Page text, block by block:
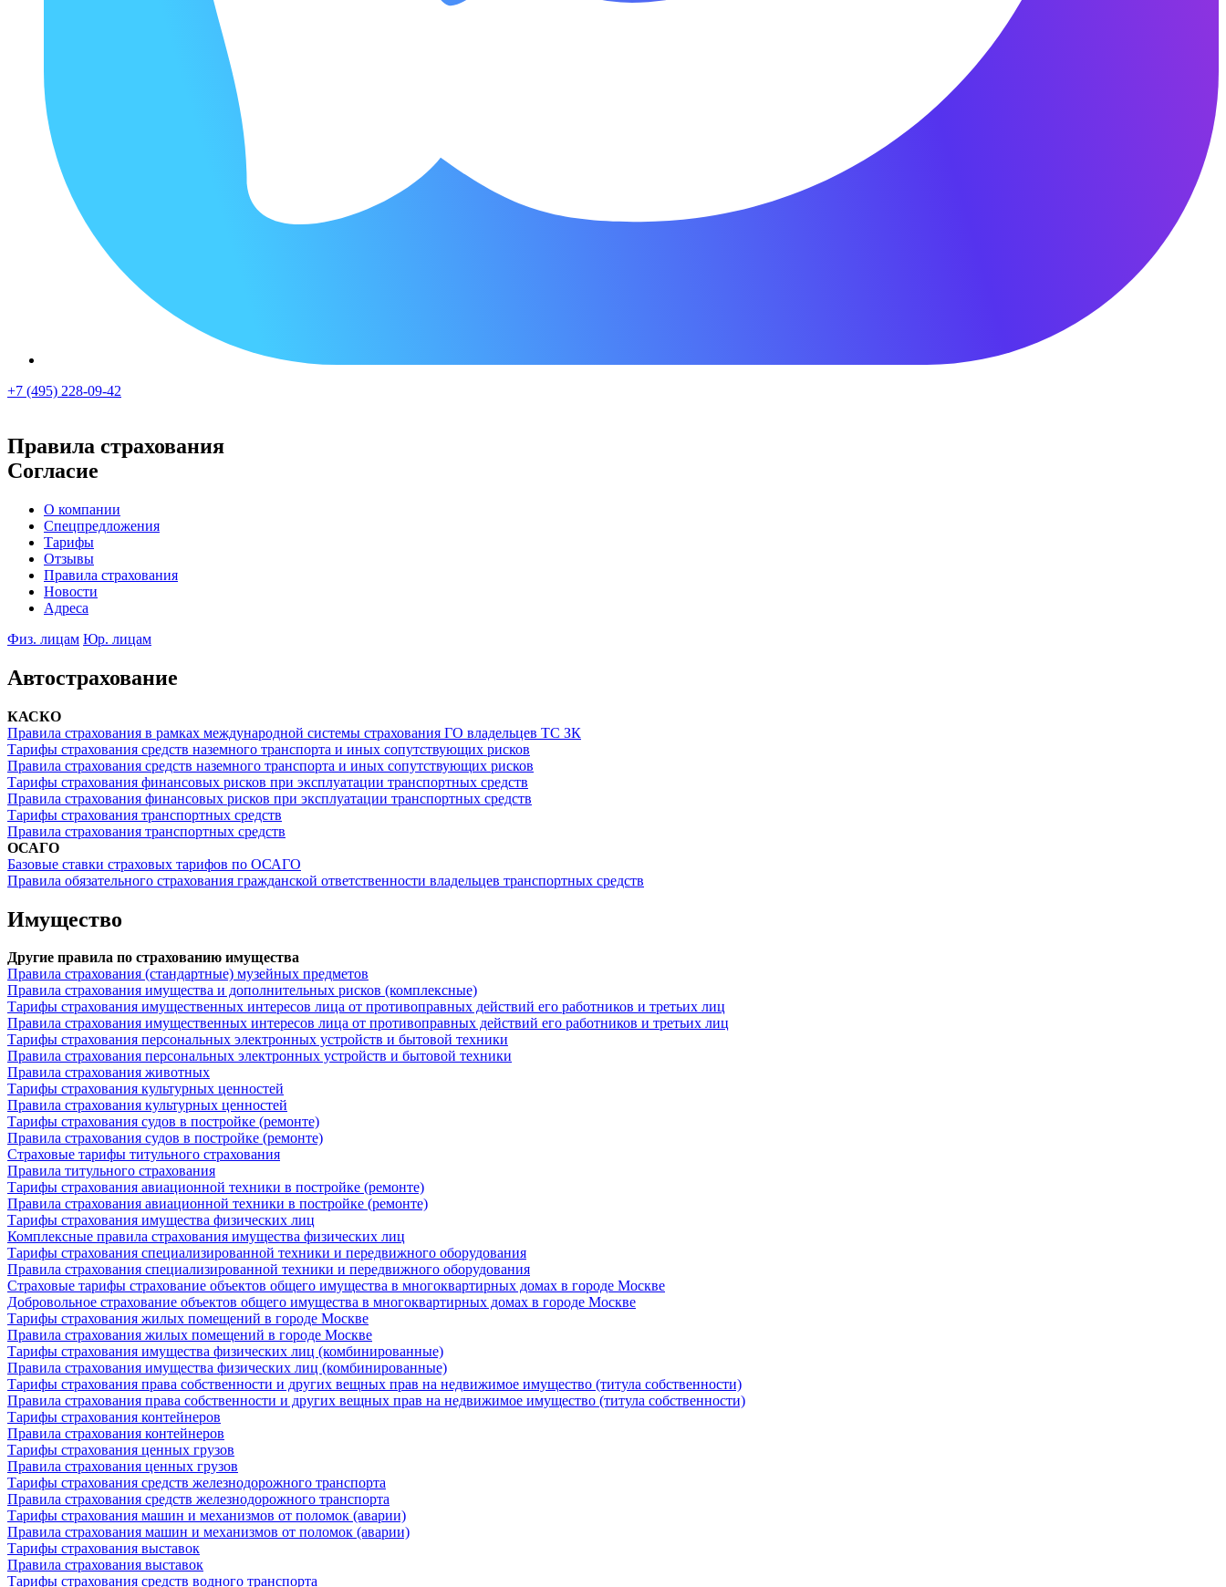
+7 (495) 228-09-42
Правила страхования
Согласие
О компании
Спецпредложения
Тарифы
Отзывы
Правила страхования
Новости
Адреса
Физ. лицам Юр. лицам
Автострахование
КАСКО
Правила страхования в рамках международной системы страхования ГО владельцев ТС ЗК
Тарифы страхования средств наземного транспорта и иных сопутствующих рисков
Правила страхования средств наземного транспорта и иных сопутствующих рисков
Тарифы страхования финансовых рисков при эксплуатации транспортных средств
Правила страхования финансовых рисков при эксплуатации транспортных средств
Тарифы страхования транспортных средств
Правила страхования транспортных средств
ОСАГО
Базовые ставки страховых тарифов по ОСАГО
Правила обязательного страхования гражданской ответственности владельцев транспортных средств
Имущество
Другие правила по страхованию имущества
Правила страхования (стандартные) музейных предметов
Правила страхования имущества и дополнительных рисков (комплексные)
Тарифы страхования имущественных интересов лица от противоправных действий его работников и третьих лиц
Правила страхования имущественных интересов лица от противоправных действий его работников и третьих лиц
Тарифы страхования персональных электронных устройств и бытовой техники
Правила страхования персональных электронных устройств и бытовой техники
Правила страхования животных
Тарифы страхования культурных ценностей
Правила страхования культурных ценностей
Тарифы страхования судов в постройке (ремонте)
Правила страхования судов в постройке (ремонте)
Страховые тарифы титульного страхования
Правила титульного страхования
Тарифы страхования авиационной техники в постройке (ремонте)
Правила страхования авиационной техники в постройке (ремонте)
Тарифы страхования имущества физических лиц
Комплексные правила страхования имущества физических лиц
Тарифы страхования специализированной техники и передвижного оборудования
Правила страхования специализированной техники и передвижного оборудования
Страховые тарифы страхование объектов общего имущества в многоквартирных домах в городе Москве
Добровольное страхование объектов общего имущества в многоквартирных домах в городе Москве
Тарифы страхования жилых помещений в городе Москве
Правила страхования жилых помещений в городе Москве
Тарифы страхования имущества физических лиц (комбинированные)
Правила страхования имущества физических лиц (комбинированные)
Тарифы страхования права собственности и других вещных прав на недвижимое имущество (титула собственности)
Правила страхования права собственности и других вещных прав на недвижимое имущество (титула собственности)
Тарифы страхования контейнеров
Правила страхования контейнеров
Тарифы страхования ценных грузов
Правила страхования ценных грузов
Тарифы страхования средств железнодорожного транспорта
Правила страхования средств железнодорожного транспорта
Тарифы страхования машин и механизмов от поломок (аварии)
Правила страхования машин и механизмов от поломок (аварии)
Тарифы страхования выставок
Правила страхования выставок
Тарифы страхования средств водного транспорта